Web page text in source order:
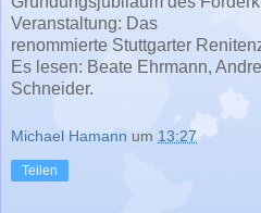
Veranstaltung: Das
renommierte Stuttgarter
Es lesen: Beate Ehrmann,
Schneider.
Michael Hamann um 13:27
Teilen